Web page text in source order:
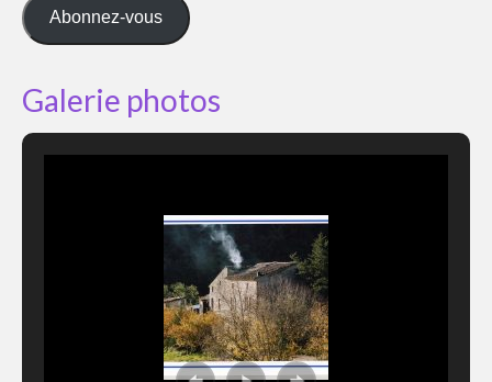
mail
Abonnez-vous
Galerie photos